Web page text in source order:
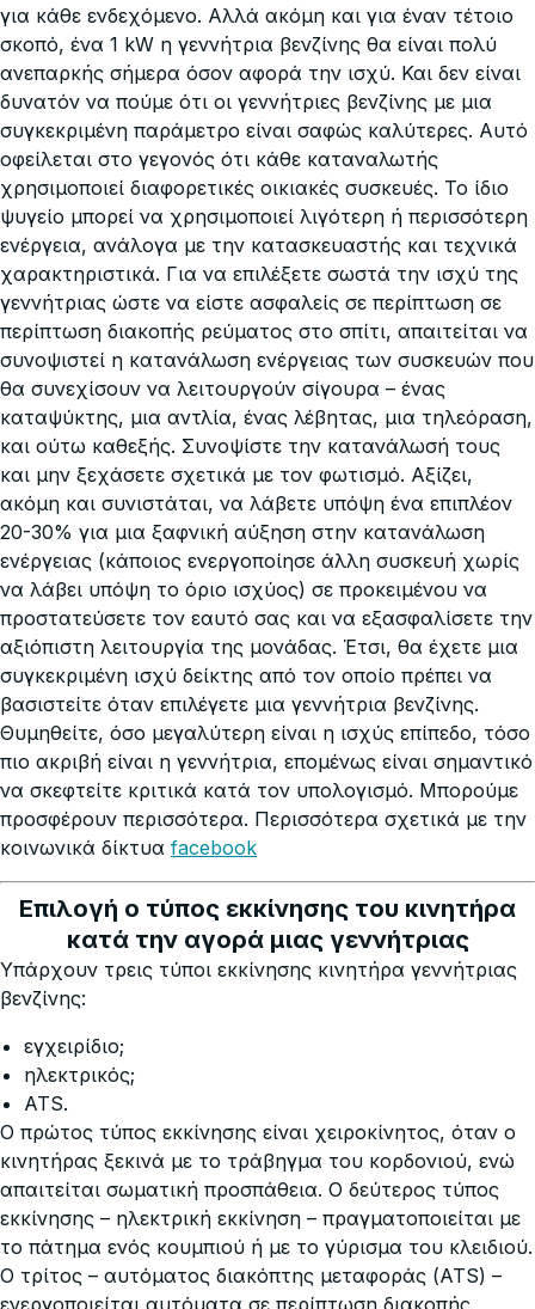
για κάθε ενδεχόμενο. Αλλά ακόμη και για έναν τέτοιο
σκοπό, ένα 1 kW η γεννήτρια βενζίνης θα είναι πολύ
ανεπαρκής σήμερα όσον αφορά την ισχύ. Και δεν είναι
δυνατόν να πούμε ότι οι γεννήτριες βενζίνης με μια
συγκεκριμένη παράμετρο είναι σαφώς καλύτερες. Αυτό
οφείλεται στο γεγονός ότι κάθε καταναλωτής
χρησιμοποιεί διαφορετικές οικιακές συσκευές. Το ίδιο
ψυγείο μπορεί να χρησιμοποιεί λιγότερη ή περισσότερη
ενέργεια, ανάλογα με την κατασκευαστής και τεχνικά
χαρακτηριστικά. Για να επιλέξετε σωστά την ισχύ της
γεννήτριας ώστε να είστε ασφαλείς σε περίπτωση σε
περίπτωση διακοπής ρεύματος στο σπίτι, απαιτείται να
συνοψιστεί η κατανάλωση ενέργειας των συσκευών που
θα συνεχίσουν να λειτουργούν σίγουρα – ένας
καταψύκτης, μια αντλία, ένας λέβητας, μια τηλεόραση,
και ούτω καθεξής. Συνοψίστε την κατανάλωσή τους
και μην ξεχάσετε σχετικά με τον φωτισμό. Αξίζει,
ακόμη και συνιστάται, να λάβετε υπόψη ένα επιπλέον
20-30% για μια ξαφνική αύξηση στην κατανάλωση
ενέργειας (κάποιος ενεργοποίησε άλλη συσκευή χωρίς
να λάβει υπόψη το όριο ισχύος) σε προκειμένου να
προστατεύσετε τον εαυτό σας και να εξασφαλίσετε την
αξιόπιστη λειτουργία της μονάδας. Έτσι, θα έχετε μια
συγκεκριμένη ισχύ δείκτης από τον οποίο πρέπει να
βασιστείτε όταν επιλέγετε μια γεννήτρια βενζίνης.
Θυμηθείτε, όσο μεγαλύτερη είναι η ισχύς επίπεδο, τόσο
πιο ακριβή είναι η γεννήτρια, επομένως είναι σημαντικό
να σκεφτείτε κριτικά κατά τον υπολογισμό. Μπορούμε
προσφέρουν περισσότερα. Περισσότερα σχετικά με την
κοινωνικά δίκτυα facebook
Επιλογή ο τύπος εκκίνησης του κινητήρα
κατά την αγορά μιας γεννήτριας
Υπάρχουν τρεις τύποι εκκίνησης κινητήρα γεννήτριας
βενζίνης:
εγχειρίδιο;
ηλεκτρικός;
ATS.
Ο πρώτος τύπος εκκίνησης είναι χειροκίνητος, όταν ο
κινητήρας ξεκινά με το τράβηγμα του κορδονιού, ενώ
απαιτείται σωματική προσπάθεια. Ο δεύτερος τύπος
εκκίνησης – ηλεκτρική εκκίνηση – πραγματοποιείται με
το πάτημα ενός κουμπιού ή με το γύρισμα του κλειδιού.
Ο τρίτος – αυτόματος διακόπτης μεταφοράς (ATS) –
ενεργοποιείται αυτόματα σε περίπτωση διακοπής